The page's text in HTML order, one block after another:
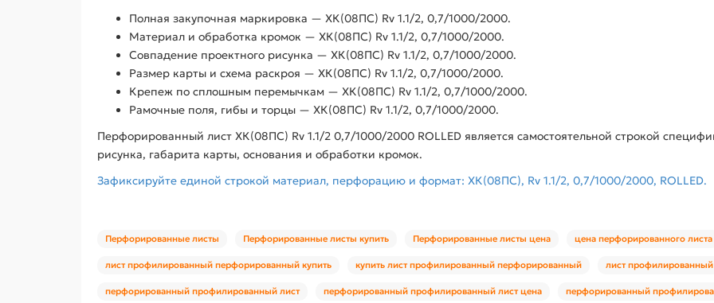
Полная закупочная маркировка — ХК(08ПС) Rv 1.1/2, 0,7/1000/2000.
Материал и обработка кромок — ХК(08ПС) Rv 1.1/2, 0,7/1000/2000.
Совпадение проектного рисунка — ХК(08ПС) Rv 1.1/2, 0,7/1000/2000.
Размер карты и схема раскроя — ХК(08ПС) Rv 1.1/2, 0,7/1000/2000.
Крепеж по сплошным перемычкам — ХК(08ПС) Rv 1.1/2, 0,7/1000/2000.
Рамочные поля, гибы и торцы — ХК(08ПС) Rv 1.1/2, 0,7/1000/2000.
Перфорированный лист ХК(08ПС) Rv 1.1/2 0,7/1000/2000 ROLLED является самостоятельной строкой
рисунка, габарита карты, основания и обработки кромок.
Зафиксируйте единой строкой материал, перфорацию и формат: ХК(08ПС), Rv 1.1/2, 0,7/1000/2000, ROLLED.
Перфорированные листы Перфорированные листы купить Перфорированные листы цена цена перфорированного листа
лист профилированный перфорированный купить купить лист профилированный перфорированный лист
перфорированный профилированный лист перфорированный профилированный лист цена перфорированный